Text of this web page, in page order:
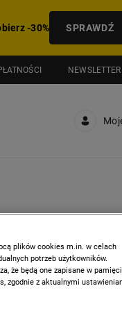
-30% SPRAWDŹ
NEWSLETTER
Mesko MS
plików cookies m.in. w celach
potrzeb użytkowników.
że będą one zapisane w pamięci
zgodnie z aktualnymi